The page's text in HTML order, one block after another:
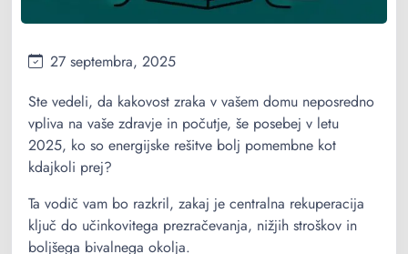
27 septembra, 2025
Ste vedeli, da kakovost zraka v vašem domu neposredno
vpliva na vaše zdravje in počutje, še posebej v letu
2025, ko so energijske rešitve bolj pomembne kot
kdajkoli prej?
Ta vodič vam bo razkril, zakaj je centralna rekuperacija
ključ do učinkovitega prezračevanja, nižjih stroškov in
boljšega bivalnega okolja.